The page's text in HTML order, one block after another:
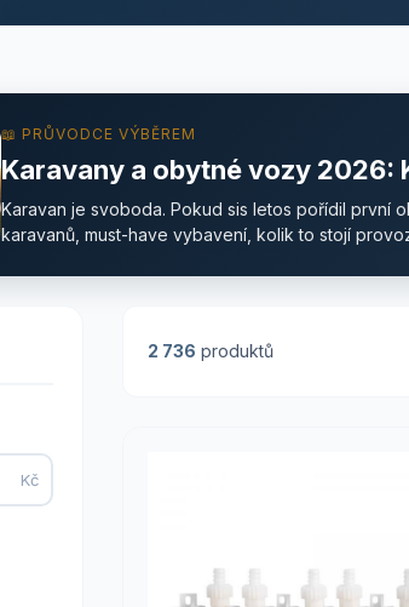
📖 PRŮVODCE VÝBĚREM
Karavany a obytné vozy 2026:
Karavan je svoboda. Pokud sis letos pořídil první
karavanů, must-have vybavení, kolik to stojí
Kč
2 736 produktů